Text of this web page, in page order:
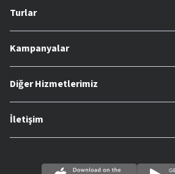
Turlar
Kampanyalar
Diğer Hizmetlerimiz
İletişim